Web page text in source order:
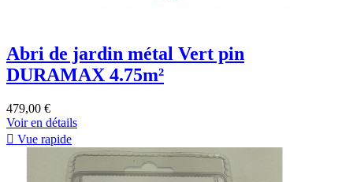
Abri de jardin métal Vert pin
DURAMAX 4.75m²
479,00 €
Voir en détails
 Vue rapide